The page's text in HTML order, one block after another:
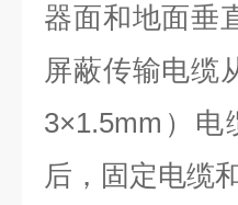
器面和地面垂
屏蔽传输电缆
3×1.5mm）
后，固定电缆